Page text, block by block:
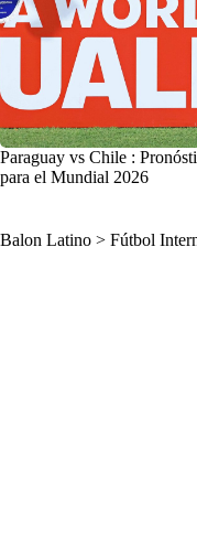
Paraguay vs Chile :
para el Mundial 2026
Balon Latino > Fútbol